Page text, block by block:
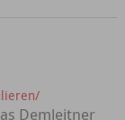
Demleitner